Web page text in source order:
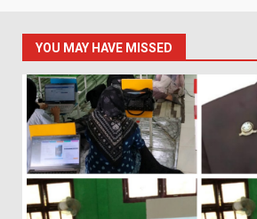
YOU MAY HAVE MISSED